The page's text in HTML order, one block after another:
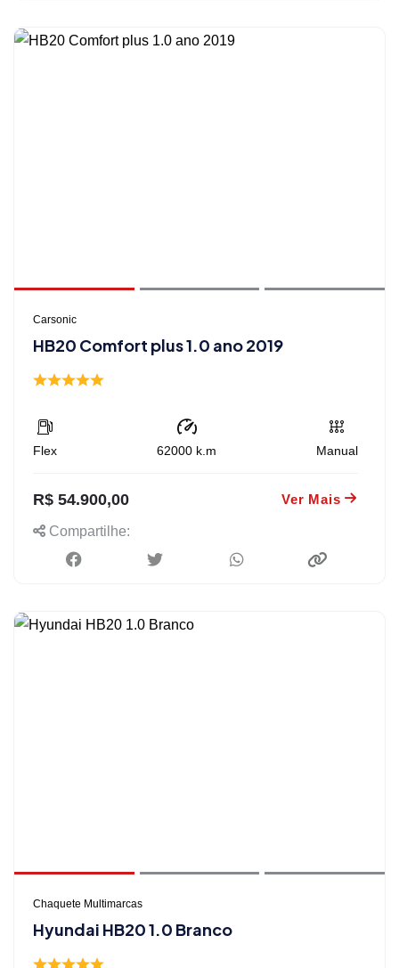
Carsonic
HB20 Comfort plus 1.0 ano 2019
Flex 62000 k.m Manual
R$ 54.900,00 Ver Mais
Compartilhe:
Chaquete Multimarcas
Hyundai HB20 1.0 Branco